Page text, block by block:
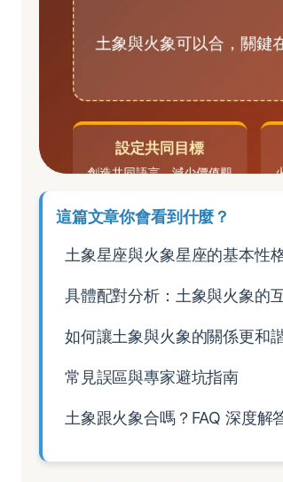
這篇文章你會看到什麼？
土象星座與火象星座的基本性
具體配對分析：土象與火象的
如何讓土象與火象的關係更和
常見誤區與專家避坑指南
土象跟火象合嗎？FAQ 深度解